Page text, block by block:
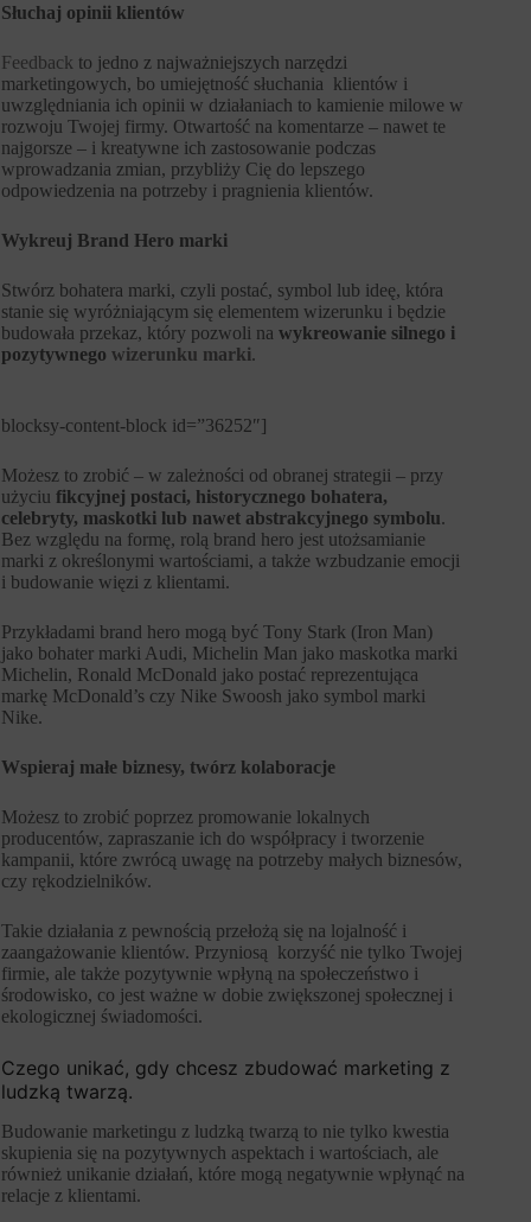
Słuchaj opinii klientów
Feedback to jedno z najważniejszych narzędzi
marketingowych, bo umiejętność słuchania klientów i
uwzględniania ich opinii w działaniach to kamienie milowe w
rozwoju Twojej firmy. Otwartość na komentarze – nawet te
najgorsze – i kreatywne ich zastosowanie podczas
wprowadzania zmian, przybliży Cię do lepszego
odpowiedzenia na potrzeby i pragnienia klientów.
Wykreuj Brand Hero marki
Stwórz bohatera marki, czyli postać, symbol lub ideę, która
stanie się wyróżniającym się elementem wizerunku i będzie
budowała przekaz, który pozwoli na wykreowanie silnego i
pozytywnego wizerunku marki.
blocksy-content-block id=”36252″]
Możesz to zrobić – w zależności od obranej strategii – przy
użyciu fikcyjnej postaci, historycznego bohatera,
celebryty, maskotki lub nawet abstrakcyjnego symbolu.
Bez względu na formę, rolą brand hero jest utożsamianie
marki z określonymi wartościami, a także wzbudzanie emocji
i budowanie więzi z klientami.
Przykładami brand hero mogą być Tony Stark (Iron Man)
jako bohater marki Audi, Michelin Man jako maskotka marki
Michelin, Ronald McDonald jako postać reprezentująca
markę McDonald’s czy Nike Swoosh jako symbol marki
Nike.
Wspieraj małe biznesy, twórz kolaboracje
Możesz to zrobić poprzez promowanie lokalnych
producentów, zapraszanie ich do współpracy i tworzenie
kampanii, które zwrócą uwagę na potrzeby małych biznesów,
czy rękodzielników.
Takie działania z pewnością przełożą się na lojalność i
zaangażowanie klientów. Przyniosą korzyść nie tylko Twojej
firmie, ale także pozytywnie wpłyną na społeczeństwo i
środowisko, co jest ważne w dobie zwiększonej społecznej i
ekologicznej świadomości.
Czego unikać, gdy chcesz zbudować marketing z
ludzką twarzą.
Budowanie marketingu z ludzką twarzą to nie tylko kwestia
skupienia się na pozytywnych aspektach i wartościach, ale
również unikanie działań, które mogą negatywnie wpłynąć na
relacje z klientami.